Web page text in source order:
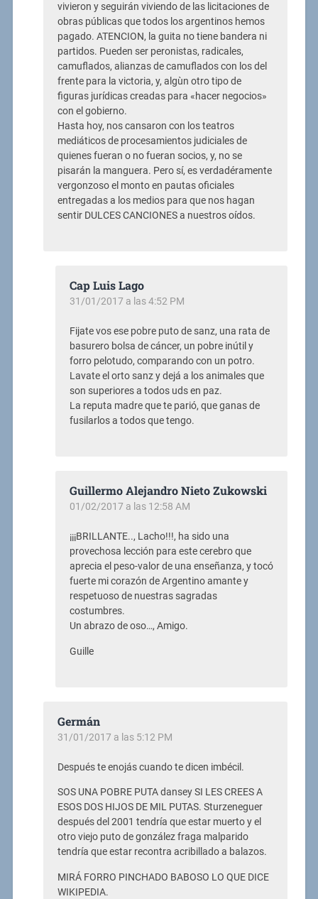
vivieron y seguirán viviendo de las licitaciones de
obras públicas que todos los argentinos hemos
pagado. ATENCION, la guita no tiene bandera ni
partidos. Pueden ser peronistas, radicales,
camuflados, alianzas de camuflados con los del
frente para la victoria, y, algùn otro tipo de
figuras jurídicas creadas para «hacer negocios»
con el gobierno.
Hasta hoy, nos cansaron con los teatros
mediáticos de procesamientos judiciales de
quienes fueran o no fueran socios, y, no se
pisarán la manguera. Pero sí, es verdadéramente
vergonzoso el monto en pautas oficiales
entregadas a los medios para que nos hagan
sentir DULCES CANCIONES a nuestros oídos.
Cap Luis Lago
31/01/2017 a las 4:52 PM
Fijate vos ese pobre puto de sanz, una rata de
basurero bolsa de cáncer, un pobre inútil y
forro pelotudo, comparando con un potro.
Lavate el orto sanz y dejá a los animales que
son superiores a todos uds en paz.
La reputa madre que te parió, que ganas de
fusilarlos a todos que tengo.
Guillermo Alejandro Nieto Zukowski
01/02/2017 a las 12:58 AM
¡¡¡BRILLANTE.., Lacho!!!, ha sido una
provechosa lección para este cerebro que
aprecia el peso-valor de una enseñanza, y tocó
fuerte mi corazón de Argentino amante y
respetuoso de nuestras sagradas
costumbres.
Un abrazo de oso…, Amigo.
Guille
Germán
31/01/2017 a las 5:12 PM
Después te enojás cuando te dicen imbécil.
SOS UNA POBRE PUTA dansey SI LES CREES A
ESOS DOS HIJOS DE MIL PUTAS. Sturzeneguer
después del 2001 tendría que estar muerto y el
otro viejo puto de gonzález fraga malparido
tendría que estar recontra acribillado a balazos.
MIRÁ FORRO PINCHADO BABOSO LO QUE DICE
WIKIPEDIA.